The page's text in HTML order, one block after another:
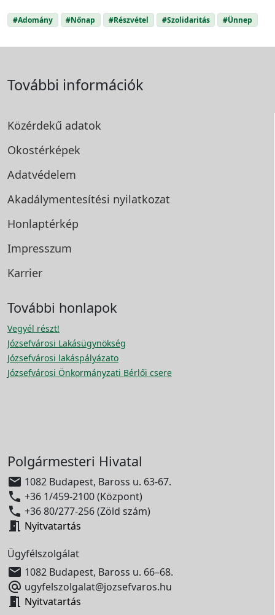
#Adomány #Nőnap #Részvétel #Szolidaritás #Ünnep
További információk
Közérdekű adatok
Okostérképek
Adatvédelem
Akadálymentesítési nyilatkozat
Honlaptérkép
Impresszum
Karrier
További honlapok
Vegyél részt!
Józsefvárosi Lakásügynökség
Józsefvárosi lakáspályázato
Józsefvárosi Önkormányzati Bérlői csere
Polgármesteri Hivatal
 1082 Budapest, Baross u. 63-67.
 +36 1/459-2100 (Központ)
 +36 80/277-256 (Zöld szám)
 Nyitvatartás
Ügyfélszolgálat
 1082 Budapest, Baross u. 66–68.
 ugyfelszolgalat@jozsefvaros.hu
 Nyitvatartás